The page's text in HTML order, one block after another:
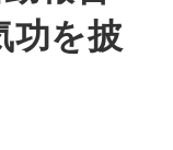
功を披